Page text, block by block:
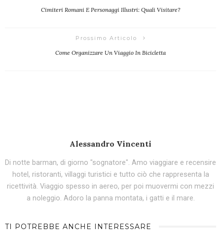
Cimiteri Romani E Personaggi Illustri: Quali Visitare?
Prossimo Articolo
Come Organizzare Un Viaggio In Bicicletta
Alessandro Vincenti
Di notte barman, di giorno "sognatore". Amo viaggiare e recensire
hotel, ristoranti, villaggi turistici e tutto ciò che rappresenta la
ricettività. Viaggio spesso in aereo, per poi muovermi con mezzi
a noleggio. Adoro la panna montata, i gatti e il mare.
TI POTREBBE ANCHE INTERESSARE